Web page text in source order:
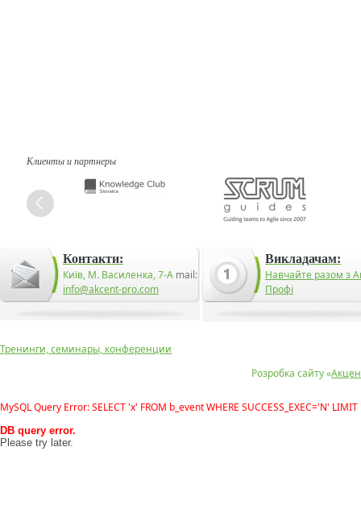
Клиенты и партнеры
Контакти:
Київ, М. Василенка, 7-А mail:
info@akcent-pro.com
Викладачам:
Навчайте разом з
Профі
Розробка сайту «
Тренинги, семинары, конференции
MySQL Query Error: SELECT 'x' FROM b_event WHERE SUCCESS_EXEC='N' LIMIT
DB query error.
Please try later.